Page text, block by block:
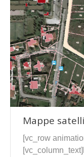
Mappe
[vc_row